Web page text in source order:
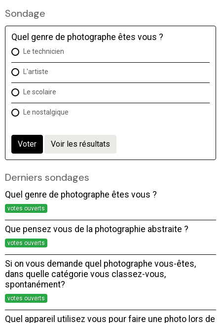
Sondage
Quel genre de photographe êtes vous ?
Le technicien
L'artiste
Le scolaire
Le nostalgique
Voter Voir les résultats
Derniers sondages
Quel genre de photographe êtes vous ?
votes ouverts
Que pensez vous de la photographie abstraite ?
votes ouverts
Si on vous demande quel photographe vous-êtes,
dans quelle catégorie vous classez-vous,
spontanément?
votes ouverts
Quel appareil utilisez vous pour faire une photo lors de